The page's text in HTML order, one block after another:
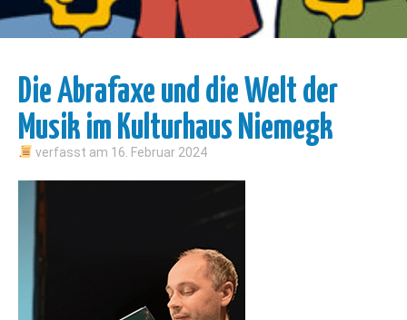
Die Abrafaxe und die Welt der
Musik im Kulturhaus Niemegk
verfasst am 16. Februar 2024